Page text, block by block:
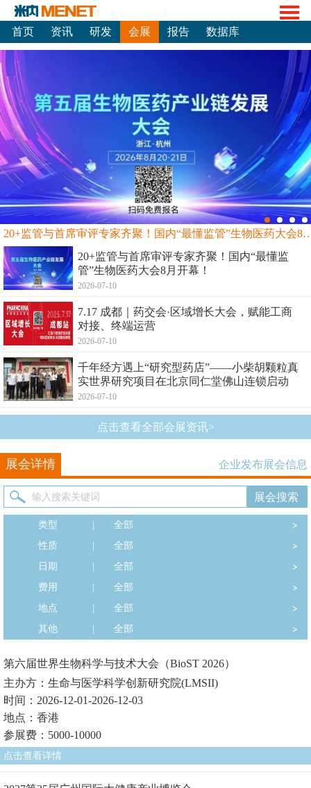
首页 资讯 研发 会展 报告 数据库
20+监管与首席审评专家齐聚！国内“最
20+监管与首席审评专家齐聚！国内“最懂监
管”生物医药大会8月开幕！
2026-07-10
7.17 成都｜药交会·区域增长大会，赋能工商
对接、终端运营
2026-07-10
千年经方遇上“研究型药店”——小柴胡颗粒真
实世界研究项目在北京同仁堂佛山连锁启动
2026-07-10
点击查看全部会展资讯>
展会详情 企业发布展会信息
类型
全部
性质
全部
日期
全部
费用
全部
地点
全部
其他
全部
第六届世界生物科学与技术大会（BioST 2026）
主办方：生命与医学科学创新研究院(LMSII)
时间：2026-12-01-2026-12-03
地点：香港
参展费：5000-10000
点击查看详情